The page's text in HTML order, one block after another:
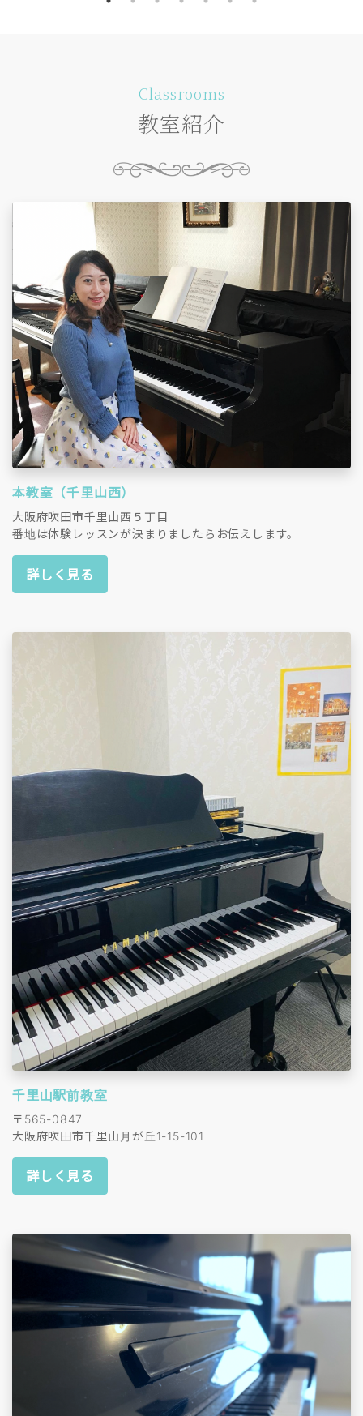
Classrooms
教室紹介
本教室（千里山西）
大阪府吹田市千里山西５丁目
番地は体験レッスンが決まりましたらお伝えします。
詳しく見る
千里山駅前教室
〒565-0847
大阪府吹田市千里山月が丘1-15-101
詳しく見る